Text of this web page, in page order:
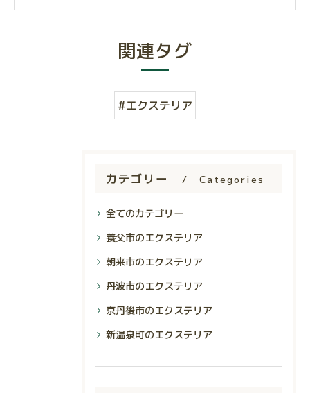
関連タグ
#エクステリア
カテゴリー Categories
全てのカテゴリー
養父市のエクステリア
朝来市のエクステリア
丹波市のエクステリア
京丹後市のエクステリア
新温泉町のエクステリア